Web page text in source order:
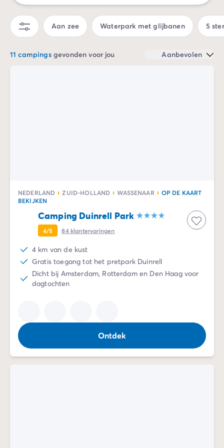
Camping Zeeland
Camping Zuid-Holland
Camping Duitsland
Camping Rijnland-Palts
Camping aan een rivier
Camping dicht bij een beroemde stad
Camping direct aan zee
Camping en fietsen met het gezin
Camping met ANWB-etiket
Camping met hond
Camping met kinderclub
Camping met overdekt zwembad
Camping met verwarmd zwembad
Campings met tienerclub
Gezinsvakantie op de camping
Milieubewuste camping
Natuurcamping
Aan zee Waterpark met glijbanen 5
11 campingsgevonden voor jou Aanbevolen
NEDERLAND ZUID-HOLLAND WASSENAAR
OP DE KAART
BEKIJKEN
Camping Duinrell Park
4/5 84 klantervaringen
4 km van de kust
Gratis toegang tot het pretpark Duinrell
Dicht bij Amsterdam, Rotterdam en Den Haag voor
dagtochten
Ontdek